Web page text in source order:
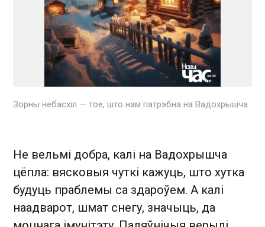
Зорны небасхіл — тое, што нам патрэбна на Вадохрышча
Не вельмі добра, калі на Вадохрышча
цёпла: вясковыя чуткі кажуць, што хутка
будуць праблемы са здароўем. А калі
наадварот, шмат снегу, значыць, да